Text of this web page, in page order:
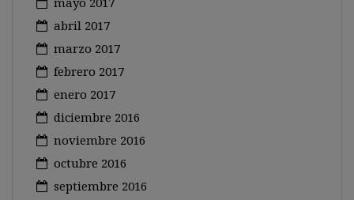
abril 2017
marzo 2017
febrero 2017
enero 2017
diciembre 2016
noviembre 2016
octubre 2016
septiembre 2016